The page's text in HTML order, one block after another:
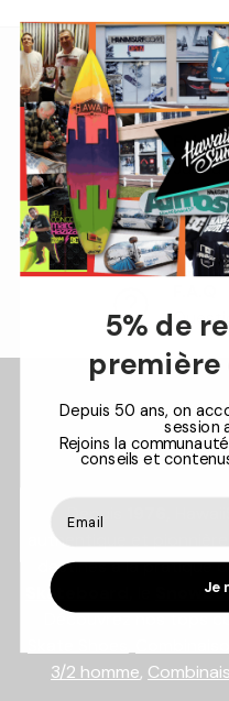
+33 5
30
Depuis
authentique et
destinés à la pratique
Skateboard
Découvrez nos tops
3/2 homme,
5% de
Depuis 50 ans, on
session
Rejoins la
conseils et
Je